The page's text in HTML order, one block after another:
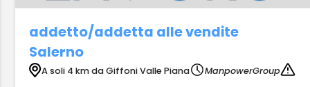
addetto/addetta alle vendite
Salerno
A soli 4 km da Giffoni Valle Piana
ManpowerGroup